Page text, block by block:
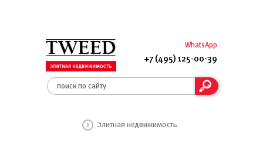
WhatsApp
+7 (495) 125-00-39
Элитная недвижимость